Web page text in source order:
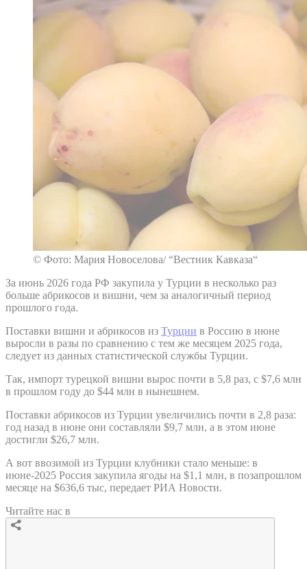
© Фото: Мария Новоселова/ “Вестник Кавказа“
За июнь 2026 года РФ закупила у Турции в несколько раз
больше абрикосов и вишни, чем за аналогичный период
прошлого года.
Поставки вишни и абрикосов из Турции в Россию в июне
выросли в разы по сравнению с тем же месяцем 2025 года,
следует из данных статистической службы Турции.
Так, импорт турецкой вишни вырос почти в 5,8 раз, с $7,6 млн
в прошлом году до $44 млн в нынешнем.
Поставки абрикосов из Турции увеличились почти в 2,8 раза:
год назад в июне они составляли $9,7 млн, а в этом июне
достигли $26,7 млн.
А вот ввозимой из Турции клубники стало меньше: в
июне-2025 Россия закупила ягоды на $1,1 млн, в позапрошлом
месяце на $636,6 тыс, передает РИА Новости.
Читайте нас в